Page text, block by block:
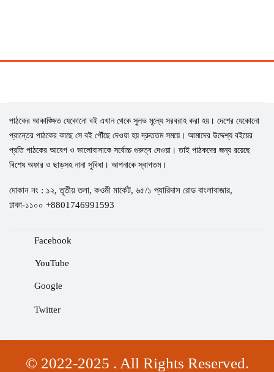
পাঠকের আকাঙ্ক্ষিত যেকোনো বই এখান থেকে সুলভ মূল্যে সরবরাহ করা হয়। দেশের যেকোনো
প্রান্তের পাঠকের কাছে সে বই পৌঁছে দেওয়া হয় দ্রুততম সময়ে। আমাদের উদ্দেশ্য বইয়ের
প্রতি পাঠকের আবেগ ও ভালোবাসাকে সর্বোচ্চ গুরুত্ব দেওয়া। তাই পাঠকদের জন্য রয়েছে
বিশেষ অফার ও ছাড়সহ নানা সুবিধা। আপনাকে স্বাগতম।
দোকান নং : ১২, তৃতীয় তলা, কওমী মার্কেট, ৬৫/১ প্যারিদাস রোড বাংলাবাজার,
ঢাকা-১১০০ +8801746991593
Facebook
YouTube
Google
Twitter
© 2022-2025 . All Rights Reserved.